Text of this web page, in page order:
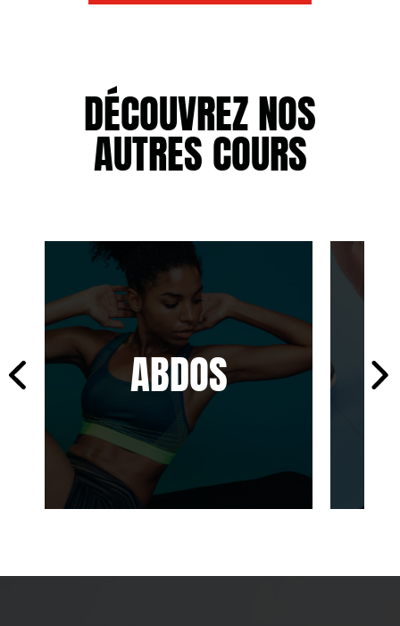
DÉCOUVREZ NOS
AUTRES COURS
ABDOS